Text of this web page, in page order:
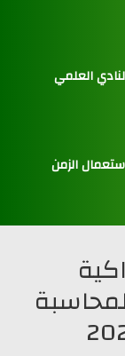
العلمي
الزمن